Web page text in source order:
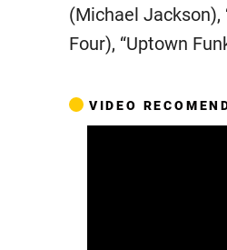
(Michael Jackson),
Four), “Uptown
VIDEO